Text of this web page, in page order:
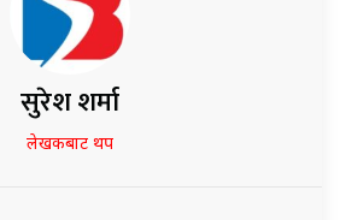
सुरेश शर्मा
लेखकबाट थप